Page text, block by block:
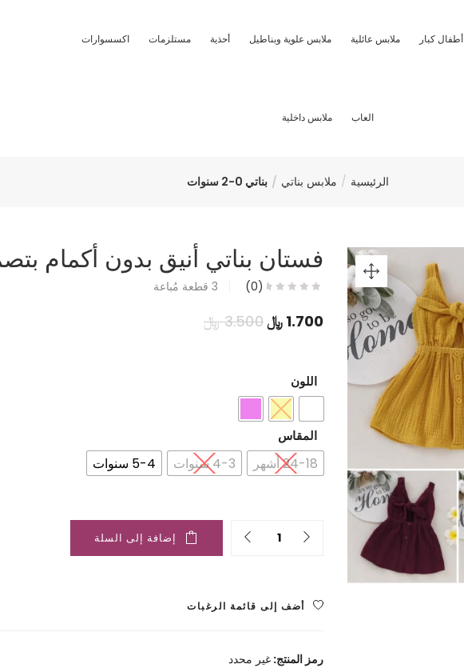
أطفال كبار ملابس عائلية ملابس علوية وبناطيل أحذية مستلزمات اكسسوارات
العاب ملابس داخلية
الرئيسية ملابس بناتي بناتي 0-2 سنوات
فستان بناتي أنيق بدون أكمام
(0)
3 قطعة مُباعة
1.700 ﷼السعر
1.700 ﷼.
3.500 ﷼السعر
اللون
المقاس
24-18 أشهر 4-3 سنوات 5-4 سنوات
Quantity
إضافة إلى السلة
أضف إلى قائمة الرغبات
رمز المنتج: غير محدد